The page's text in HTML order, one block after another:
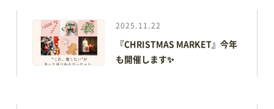
2025.11.22
『CHRISTMAS MARKET』今年
も開催します✨